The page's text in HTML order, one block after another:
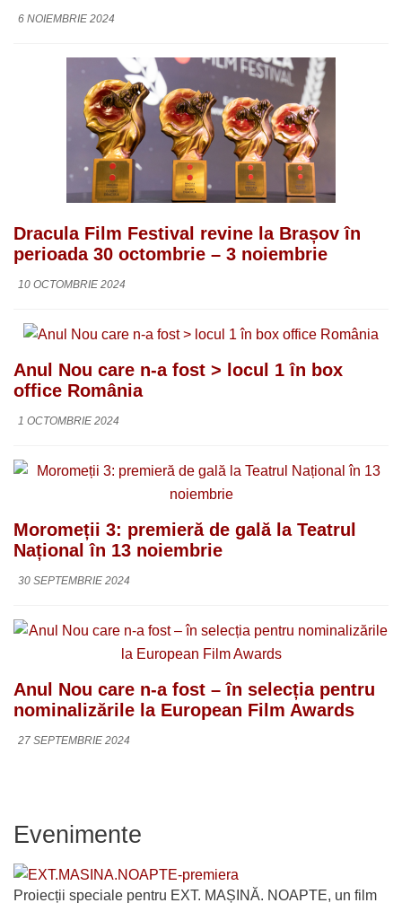
6 NOIEMBRIE 2024
Dracula Film Festival revine la Brașov în
perioada 30 octombrie – 3 noiembrie
10 OCTOMBRIE 2024
Anul Nou care n-a fost > locul 1 în box
office România
1 OCTOMBRIE 2024
Moromeții 3: premieră de gală la Teatrul
Național în 13 noiembrie
30 SEPTEMBRIE 2024
Anul Nou care n-a fost – în selecția pentru
nominalizările la European Film Awards
27 SEPTEMBRIE 2024
Evenimente
Proiecții speciale pentru EXT. MAȘINĂ. NOAPTE, un film